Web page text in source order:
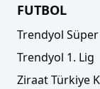
FUTBOL
Trendyol
Trendyol 1. Lig
Ziraat Türkiye